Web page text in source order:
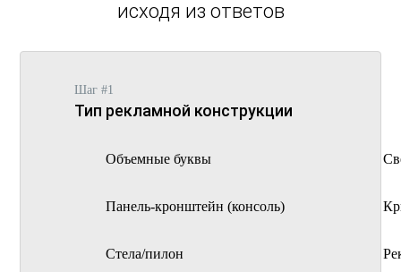
исходя из ответов
Шаг #1
Тип рекламной конструкции
Объемные буквы
Панель-кронштейн (консоль)
Стела/пилон